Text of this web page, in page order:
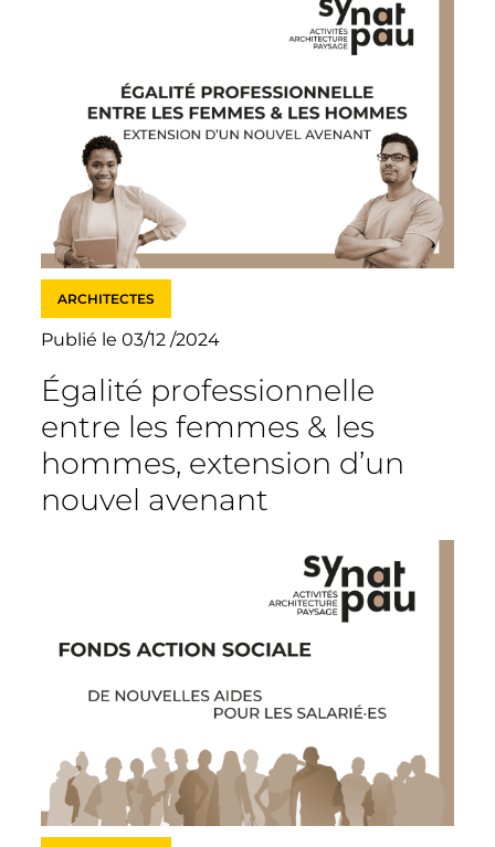
ARCHITECTES
Publié le 03/12 /2024
Égalité professionnelle
entre les femmes & les
hommes, extension d’un
nouvel avenant